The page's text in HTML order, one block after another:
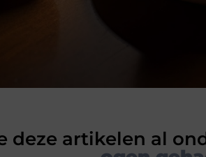
deze artikelen al